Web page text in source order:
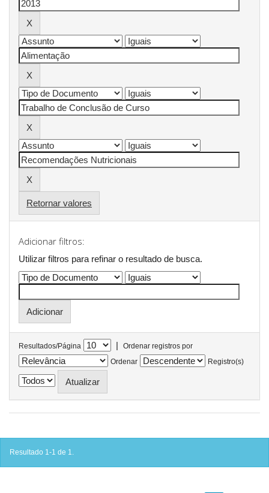
Retornar valores
Adicionar filtros:
Utilizar filtros para refinar o resultado de busca.
Resultados/Página |
Ordenar registros por
Ordenar
Registro(s)
Resultado 1-1 de 1.